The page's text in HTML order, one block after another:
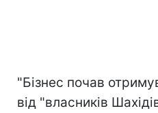
"Бізнес почав
від "власників